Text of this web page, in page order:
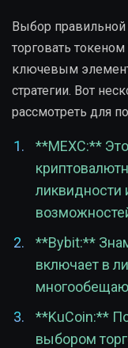
Выбор
торговать токеном
ключевым
стратегии. Вот
рассмотреть для
**MEXC:**
ликвидности
**Bybit:**
включает в
**KuCoin:**
выбором